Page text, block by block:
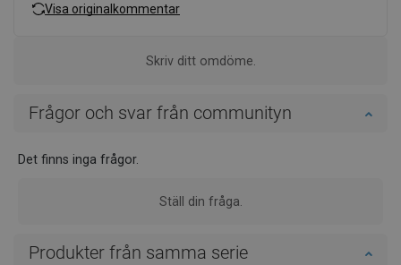
Visa originalkommentar
Skriv ditt omdöme.
Frågor och svar från communityn
Det finns inga frågor.
Ställ din fråga.
Produkter från samma serie